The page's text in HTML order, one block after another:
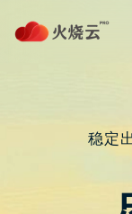
nordvpn 安卓